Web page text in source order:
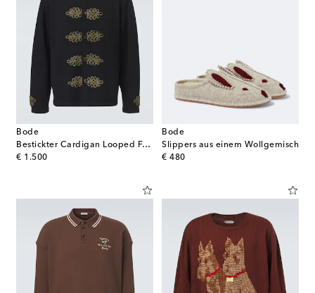
Bode
Bestickter Cardigan Looped Frog aus Wolle
€ 1.500
original price
Bode
Slippers aus einem Wollgemisch
€ 480
original price